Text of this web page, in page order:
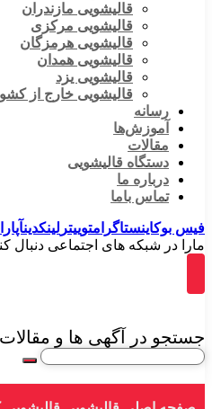
قالیشویی مازندران
قالیشویی مرکزی
قالیشویی هرمزگان
قالیشویی همدان
قالیشویی یزد
قالیشویی خارج از
رسانه
آموزش‌ها
مقالات
دستگاه قالیشویی
درباره ما
تماس باما
فیس بوکاینستاگرامتوییتر لینکدین
مارا در شبکه های اجتماعی دنبال
جستجو در آگهی ها و مقالات